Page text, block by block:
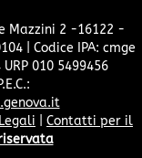
Mazzini 2 -16122 -
| Codice IPA: cmge
010 5499456
Contatti per il